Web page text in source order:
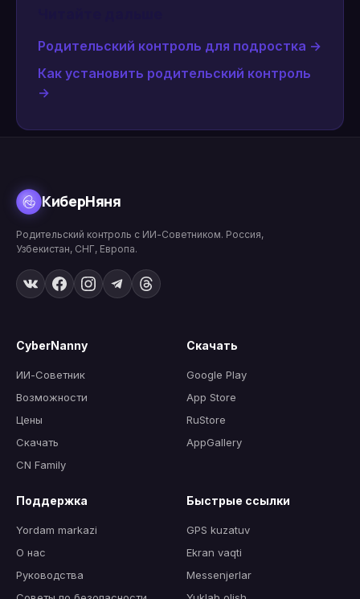
Родительский контроль для подростка →
Как установить родительский контроль
→
КиберНяня
Родительский контроль с ИИ-Советником. Россия,
Узбекистан, СНГ, Европа.
CyberNanny
ИИ-Советник
Возможности
Цены
Скачать
CN Family
Скачать
Google Play
App Store
RuStore
AppGallery
Поддержка
Yordam markazi
О нас
Руководства
Быстрые ссылки
GPS kuzatuv
Ekran vaqti
Messenjerlar